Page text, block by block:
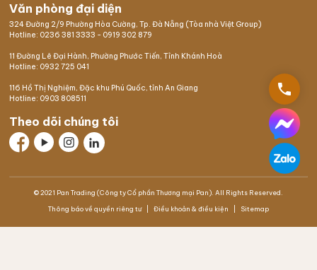
Văn phòng đại diện
324 Đường 2/9 Phường Hòa Cường, Tp. Đà Nẵng (Tòa nhà Việt Group)
Hotline: 0236 381 3333 - 0919 302 879
11 Đường Lê Đại Hành, Phường Phước Tiến, Tỉnh Khánh Hoà
Hotline: 0932 725 041
116 Hồ Thị Nghiệm, Đặc khu Phú Quốc, tỉnh An Giang
Hotline: 0903 808511
Theo dõi chúng tôi
© 2021 Pan Trading (Công ty Cổ phần Thương mại Pan). All Rights Reserved.
Thông báo về quyền riêng tư Điều khoản & điều kiện Sitemap
phone